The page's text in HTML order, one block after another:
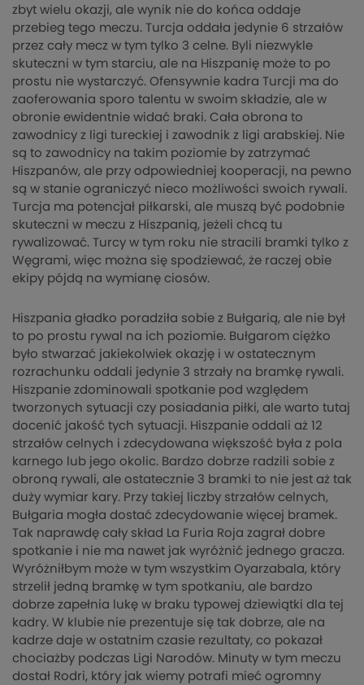
zbyt wielu okazji, ale wynik nie do końca oddaje
przebieg tego meczu. Turcja oddała jedynie 6 strzałów
przez cały mecz w tym tylko 3 celne. Byli niezwykle
skuteczni w tym starciu, ale na Hiszpanię może to po
prostu nie wystarczyć. Ofensywnie kadra Turcji ma do
zaoferowania sporo talentu w swoim składzie, ale w
obronie ewidentnie widać braki. Cała obrona to
zawodnicy z ligi tureckiej i zawodnik z ligi arabskiej. Nie
są to zawodnicy na takim poziomie by zatrzymać
Hiszpanów, ale przy odpowiedniej kooperacji, na pewno
są w stanie ograniczyć nieco możliwości swoich rywali.
Turcja ma potencjał piłkarski, ale muszą być podobnie
skuteczni w meczu z Hiszpanią, jeżeli chcą tu
rywalizować. Turcy w tym roku nie stracili bramki tylko z
Węgrami, więc można się spodziewać, że raczej obie
ekipy pójdą na wymianę ciosów.
Hiszpania gładko poradziła sobie z Bułgarią, ale nie był
to po prostu rywal na ich poziomie. Bułgarom ciężko
było stwarzać jakiekolwiek okazję i w ostatecznym
rozrachunku oddali jedynie 3 strzały na bramkę rywali.
Hiszpanie zdominowali spotkanie pod względem
tworzonych sytuacji czy posiadania piłki, ale warto tutaj
docenić jakość tych sytuacji. Hiszpanie oddali aż 12
strzałów celnych i zdecydowana większość była z pola
karnego lub jego okolic. Bardzo dobrze radzili sobie z
obroną rywali, ale ostatecznie 3 bramki to nie jest aż tak
duży wymiar kary. Przy takiej liczby strzałów celnych,
Bułgaria mogła dostać zdecydowanie więcej bramek.
Tak naprawdę cały skład La Furia Roja zagrał dobre
spotkanie i nie ma nawet jak wyróżnić jednego gracza.
Wyróżniłbym może w tym wszystkim Oyarzabala, który
strzelił jedną bramkę w tym spotkaniu, ale bardzo
dobrze zapełnia lukę w braku typowej dziewiątki dla tej
kadry. W klubie nie prezentuje się tak dobrze, ale na
kadrze daje w ostatnim czasie rezultaty, co pokazał
chociażby podczas Ligi Narodów. Minuty w tym meczu
dostał Rodri, który jak wiemy potrafi mieć ogromny